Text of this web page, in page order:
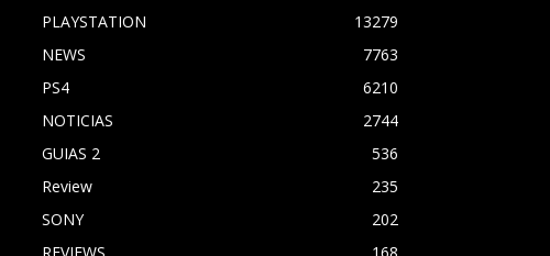
PLAYSTATION
13279
NEWS
7763
PS4
6210
NOTICIAS
2744
GUIAS 2
536
Review
235
SONY
202